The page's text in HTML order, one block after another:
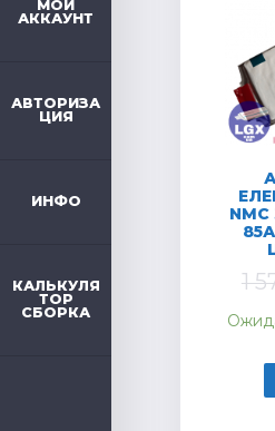
МОЙ
АККАУНТ
АВТОРИЗА
ЦИЯ
ИНФО
КАЛЬКУЛЯ
ТОР
СБОРКА
1